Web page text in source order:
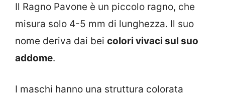
Il Ragno Pavone è un piccolo ragno, che
misura solo 4-5 mm di lunghezza. Il suo
nome deriva dai bei colori vivaci sul suo
addome.
I maschi hanno una struttura colorata